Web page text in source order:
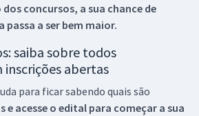
dos concursos, a sua chance de
a ser bem maior.
saiba sobre todos
inscrições abertas
para ficar sabendo quais são
e acesse o edital para começar a sua